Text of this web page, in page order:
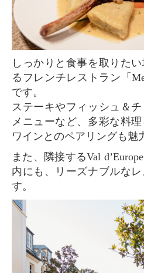
しっかりと食事を取りたい場合は、施設中央にあ
るフレンチレストラン「
です。
ステーキやフィッシュ＆
メニューなど、多彩な料理
ワインとのペアリングも魅
また、隣接するVal d’Europeショッピングセンター
内にも、リーズナブルな
す。